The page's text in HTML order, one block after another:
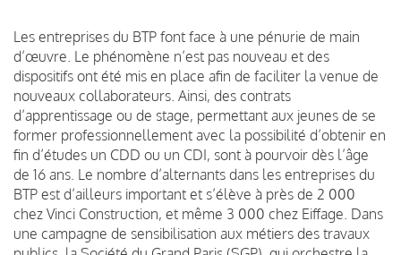
Les entreprises du BTP font face à une pénurie de main
d’œuvre. Le phénomène n’est pas nouveau et des
dispositifs ont été mis en place afin de faciliter la venue de
nouveaux collaborateurs. Ainsi, des contrats
d’apprentissage ou de stage, permettant aux jeunes de se
former professionnellement avec la possibilité d’obtenir en
fin d’études un CDD ou un CDI, sont à pourvoir dès l’âge
de 16 ans. Le nombre d’alternants dans les entreprises du
BTP est d’ailleurs important et s’élève à près de 2 000
chez Vinci Construction, et même 3 000 chez Eiffage. Dans
une campagne de sensibilisation aux métiers des travaux